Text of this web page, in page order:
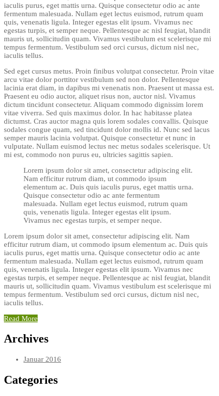
iaculis purus, eget mattis urna. Quisque consectetur odio ac ante
fermentum malesuada. Nullam eget lectus euismod, rutrum quam
quis, venenatis ligula. Integer egestas elit ipsum. Vivamus nec
egestas turpis, et semper neque. Pellentesque ac nisl feugiat, blandit
mauris ut, sollicitudin quam. Vivamus vestibulum est scelerisque mi
tempus fermentum. Vestibulum sed orci cursus, dictum nisl nec,
iaculis tellus.
Sed eget cursus metus. Proin finibus volutpat consectetur. Proin vitae
arcu vitae dolor porttitor vestibulum sed non dolor. Pellentesque
lacinia erat diam, in dapibus mi venenatis non. Praesent ut massa est.
Praesent eu odio auctor, aliquet risus non, auctor nisl. Vivamus
dictum tincidunt consectetur. Aliquam commodo dignissim lorem
vitae viverra. Sed quis maximus dolor. In hac habitasse platea
dictumst. Cras auctor magna quis lorem sodales convallis. Quisque
sodales congue quam, sed tincidunt dolor mollis id. Nunc sed lacus
semper mauris lacinia volutpat. Quisque consectetur et nunc in
vulputate. Nullam euismod lectus nec metus sodales scelerisque. Ut
mi est, commodo non purus eu, ultricies sagittis sapien.
Lorem ipsum dolor sit amet, consectetur adipiscing elit.
Nam efficitur rutrum diam, ut commodo ipsum
elementum ac. Duis quis iaculis purus, eget mattis urna.
Quisque consectetur odio ac ante fermentum
malesuada. Nullam eget lectus euismod, rutrum quam
quis, venenatis ligula. Integer egestas elit ipsum.
Vivamus nec egestas turpis, et semper neque.
Lorem ipsum dolor sit amet, consectetur adipiscing elit. Nam
efficitur rutrum diam, ut commodo ipsum elementum ac. Duis quis
iaculis purus, eget mattis urna. Quisque consectetur odio ac ante
fermentum malesuada. Nullam eget lectus euismod, rutrum quam
quis, venenatis ligula. Integer egestas elit ipsum. Vivamus nec
egestas turpis, et semper neque. Pellentesque ac nisl feugiat, blandit
mauris ut, sollicitudin quam. Vivamus vestibulum est scelerisque mi
tempus fermentum. Vestibulum sed orci cursus, dictum nisl nec,
iaculis tellus.
Read More
Archives
Januar 2016
Categories